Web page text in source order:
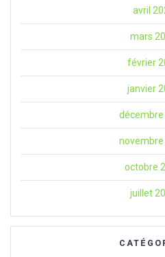
avril
mars
février
janvier
décembre
novembre
octobre
juillet